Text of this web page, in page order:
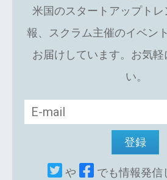
米国のスタートアップト
報、スクラム主催のイベン
お届けしています。お気軽
い。
や でも情報発信